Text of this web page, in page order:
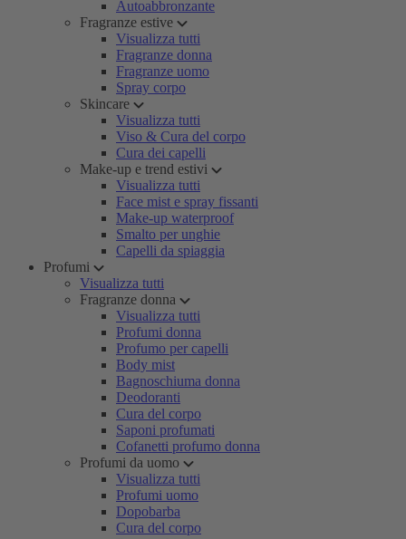
Autoabbronzante
Fragranze estive
Visualizza tutti
Fragranze donna
Fragranze uomo
Spray corpo
Skincare
Visualizza tutti
Viso & Cura del corpo
Cura dei capelli
Make-up e trend estivi
Visualizza tutti
Face mist e spray fissanti
Make-up waterproof
Smalto per unghie
Capelli da spiaggia
Profumi
Visualizza tutti
Fragranze donna
Visualizza tutti
Profumi donna
Profumo per capelli
Body mist
Bagnoschiuma donna
Deodoranti
Cura del corpo
Saponi profumati
Cofanetti profumo donna
Profumi da uomo
Visualizza tutti
Profumi uomo
Dopobarba
Cura del corpo